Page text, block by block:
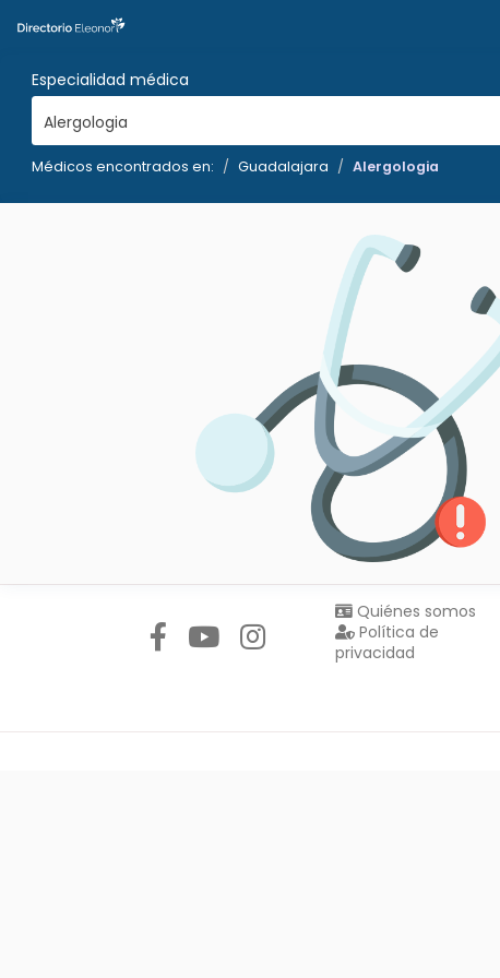
Especialidad médica
Alergologia
Médicos encontrados en: Guadalajara Alergologia
Quiénes somos
Política de
privacidad